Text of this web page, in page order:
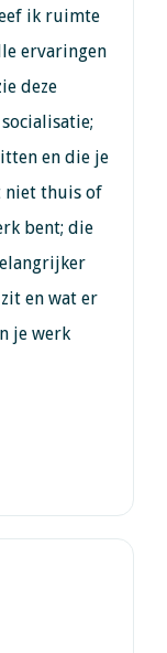
ik ruimte
ervaringen
deze
en die je
niet thuis of
bent; die
en wat er
je werk